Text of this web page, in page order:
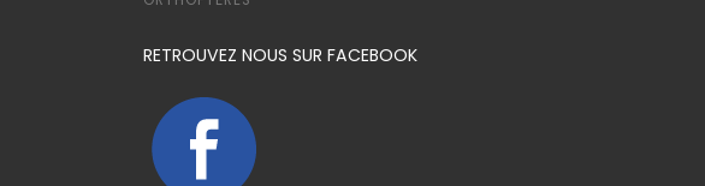
RETROUVEZ NOUS SUR FACEBOOK